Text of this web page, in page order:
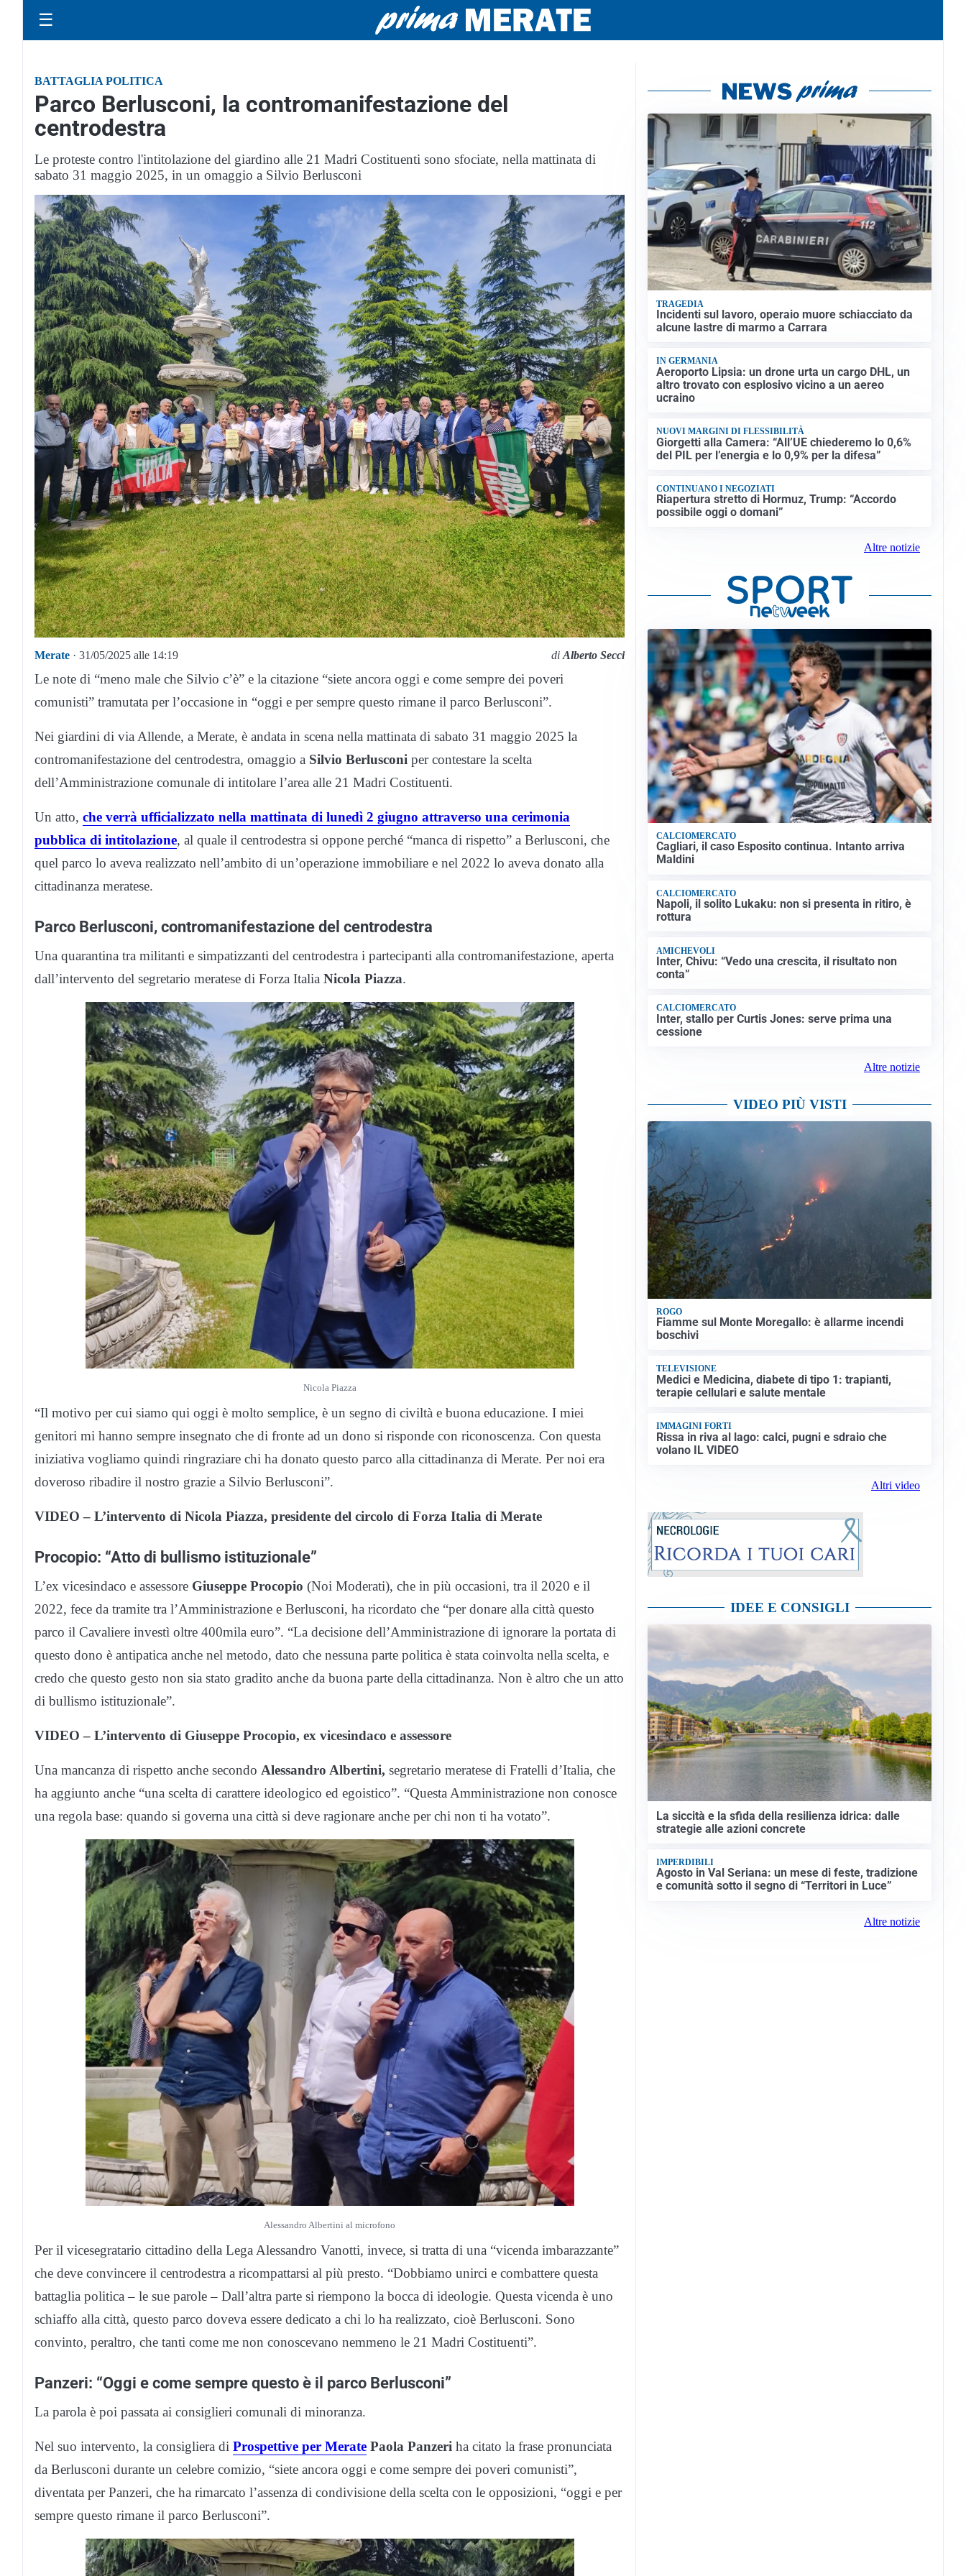
☰
BATTAGLIA POLITICA
Parco Berlusconi, la contromanifestazione del
centrodestra
Le proteste contro l'intitolazione del giardino alle 21 Madri Costituenti sono sfociate, nella mattinata di
sabato 31 maggio 2025, in un omaggio a Silvio Berlusconi
Merate · 31/05/2025 alle 14:19 diAlberto Secci
Le note di “meno male che Silvio c’è” e la citazione “siete ancora oggi e come sempre dei poveri
comunisti” tramutata per l’occasione in “oggi e per sempre questo rimane il parco Berlusconi”.
Nei giardini di via Allende, a Merate, è andata in scena nella mattinata di sabato 31 maggio 2025 la
contromanifestazione del centrodestra, omaggio a Silvio Berlusconi per contestare la scelta
dell’Amministrazione comunale di intitolare l’area alle 21 Madri Costituenti.
Un atto, che verrà ufficializzato nella mattinata di lunedì 2 giugno attraverso una cerimonia
pubblica di intitolazione, al quale il centrodestra si oppone perché “manca di rispetto” a Berlusconi, che
quel parco lo aveva realizzato nell’ambito di un’operazione immobiliare e nel 2022 lo aveva donato alla
cittadinanza meratese.
Parco Berlusconi, contromanifestazione del centrodestra
Una quarantina tra militanti e simpatizzanti del centrodestra i partecipanti alla contromanifestazione, aperta
dall’intervento del segretario meratese di Forza Italia Nicola Piazza.
Nicola Piazza
“Il motivo per cui siamo qui oggi è molto semplice, è un segno di civiltà e buona educazione. I miei
genitori mi hanno sempre insegnato che di fronte ad un dono si risponde con riconoscenza. Con questa
iniziativa vogliamo quindi ringraziare chi ha donato questo parco alla cittadinanza di Merate. Per noi era
doveroso ribadire il nostro grazie a Silvio Berlusconi”.
VIDEO – L’intervento di Nicola Piazza, presidente del circolo di Forza Italia di Merate
Procopio: “Atto di bullismo istituzionale”
L’ex vicesindaco e assessore Giuseppe Procopio (Noi Moderati), che in più occasioni, tra il 2020 e il
2022, fece da tramite tra l’Amministrazione e Berlusconi, ha ricordato che “per donare alla città questo
parco il Cavaliere investì oltre 400mila euro”. “La decisione dell’Amministrazione di ignorare la portata di
questo dono è antipatica anche nel metodo, dato che nessuna parte politica è stata coinvolta nella scelta, e
credo che questo gesto non sia stato gradito anche da buona parte della cittadinanza. Non è altro che un atto
di bullismo istituzionale”.
VIDEO – L’intervento di Giuseppe Procopio, ex vicesindaco e assessore
Una mancanza di rispetto anche secondo Alessandro Albertini, segretario meratese di Fratelli d’Italia, che
ha aggiunto anche “una scelta di carattere ideologico ed egoistico”. “Questa Amministrazione non conosce
una regola base: quando si governa una città si deve ragionare anche per chi non ti ha votato”.
Alessandro Albertini al microfono
Per il vicesegratario cittadino della Lega Alessandro Vanotti, invece, si tratta di una “vicenda imbarazzante”
che deve convincere il centrodestra a ricompattarsi al più presto. “Dobbiamo unirci e combattere questa
battaglia politica – le sue parole – Dall’altra parte si riempono la bocca di ideologie. Questa vicenda è uno
schiaffo alla città, questo parco doveva essere dedicato a chi lo ha realizzato, cioè Berlusconi. Sono
convinto, peraltro, che tanti come me non conoscevano nemmeno le 21 Madri Costituenti”.
Panzeri: “Oggi e come sempre questo è il parco Berlusconi”
La parola è poi passata ai consiglieri comunali di minoranza.
Nel suo intervento, la consigliera di Prospettive per Merate Paola Panzeri ha citato la frase pronunciata
da Berlusconi durante un celebre comizio, “siete ancora oggi e come sempre dei poveri comunisti”,
diventata per Panzeri, che ha rimarcato l’assenza di condivisione della scelta con le opposizioni, “oggi e per
sempre questo rimane il parco Berlusconi”.
TRAGEDIA
Incidenti sul lavoro, operaio muore schiacciato da
alcune lastre di marmo a Carrara
IN GERMANIA
Aeroporto Lipsia: un drone urta un cargo DHL, un
altro trovato con esplosivo vicino a un aereo
ucraino
NUOVI MARGINI DI FLESSIBILITÀ
Giorgetti alla Camera: “All’UE chiederemo lo 0,6%
del PIL per l’energia e lo 0,9% per la difesa”
CONTINUANO I NEGOZIATI
Riapertura stretto di Hormuz, Trump: “Accordo
possibile oggi o domani”
Altre notizie
CALCIOMERCATO
Cagliari, il caso Esposito continua. Intanto arriva
Maldini
CALCIOMERCATO
Napoli, il solito Lukaku: non si presenta in ritiro, è
rottura
AMICHEVOLI
Inter, Chivu: “Vedo una crescita, il risultato non
conta”
CALCIOMERCATO
Inter, stallo per Curtis Jones: serve prima una
cessione
Altre notizie
VIDEO PIÙ VISTI
ROGO
Fiamme sul Monte Moregallo: è allarme incendi
boschivi
TELEVISIONE
Medici e Medicina, diabete di tipo 1: trapianti,
terapie cellulari e salute mentale
IMMAGINI FORTI
Rissa in riva al lago: calci, pugni e sdraio che
volano IL VIDEO
Altri video
IDEE E CONSIGLI
La siccità e la sfida della resilienza idrica: dalle
strategie alle azioni concrete
IMPERDIBILI
Agosto in Val Seriana: un mese di feste, tradizione
e comunità sotto il segno di “Territori in Luce”
Altre notizie